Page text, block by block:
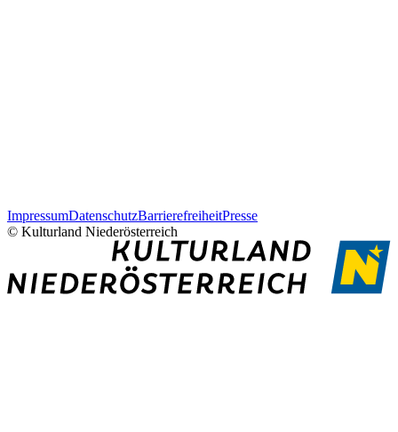
ImpressumDatenschutzBarrierefreiheitPresse
© Kulturland Niederösterreich